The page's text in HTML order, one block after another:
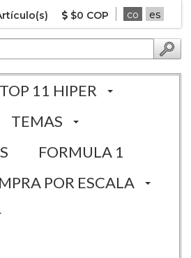
$0 COP co es
TOP 11 HIPER
TEMAS
FORMULA 1
POR ESCALA